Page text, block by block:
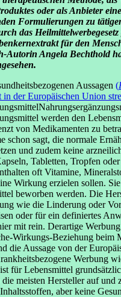
oder als Anbieter
Formulierungen zu
das Heilmittelwerbegesetz
für den
Autorin Angela Bechthold
Aussagen (
in der Europäischen Union
werden den
von Medikamenten zu
schon sagt, die normale
und zudem keine
Tabletten, Tropfen
oft Vitamine,
Wirkung erzielen sollen.
beworben werden. Die
wie die Linderung oder
oder für ein definiertes
mit rein. Derartige
Wirkungs-Beziehung beim
die Aussage von der
Werbung
für Lebensmittel
meisten Hersteller auf und
aber keine